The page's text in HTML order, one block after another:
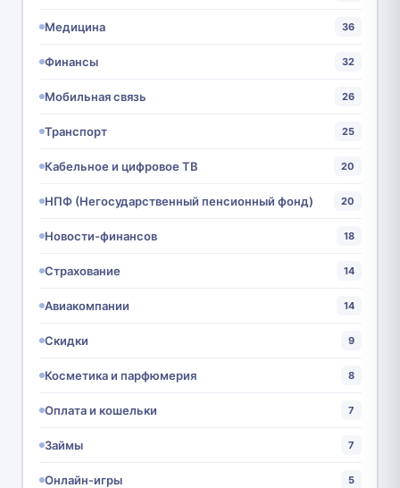
Медицина 36
Финансы 32
Мобильная связь 26
Транспорт 25
Кабельное и цифровое ТВ 20
НПФ (Негосударственный пенсионный фонд) 20
Новости-финансов 18
Страхование 14
Авиакомпании 14
Скидки 9
Косметика и парфюмерия 8
Оплата и кошельки 7
Займы 7
Онлайн-игры 5